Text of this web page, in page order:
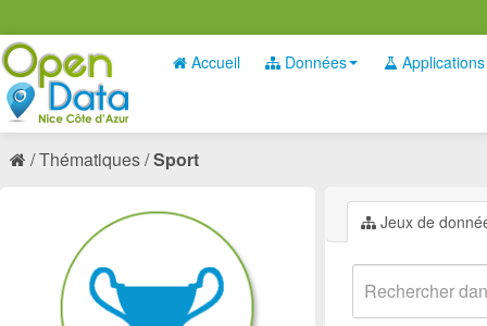
Accueil Données Applications
Thématiques Sport
Jeux de